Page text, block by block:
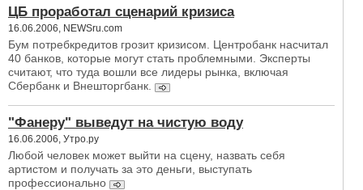
ЦБ проработал сценарий кризиса
16.06.2006, NEWSru.com
Бум потребкредитов грозит кризисом. Центробанк насчитал
40 банков, которые могут стать проблемными. Эксперты
считают, что туда вошли все лидеры рынка, включая
Сбербанк и Внешторгбанк.
"Фанеру" выведут на чистую воду
16.06.2006, Утро.ру
Любой человек может выйти на сцену, назвать себя
артистом и получать за это деньги, выступать
профессионально